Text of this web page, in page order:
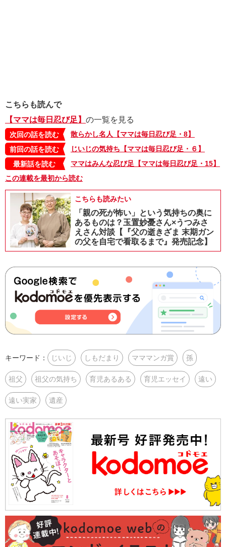
こちらも読んで
【ママは毎日忍び足】 の一覧を見る
次回の話を読む
散らかし名人【ママは毎日忍び足・8】
前回の話を読む
じいじの気持ち【ママは毎日忍び足・６】
最新話を読む
ママはみんな忍び足【ママは毎日忍び足・15】
この連載を最初から読む
こちらも読みたい
「親の死が怖い」という気持ちの奥に
あるものは？玉置妙憂さん×うつみさ
えさん対談【『父の逝きざま 末期ガン
の父を自宅で看取るまで』発売記念】
キーワード： じいじ しもだまり マママンガ賞 孫
祖父 祖父の気持ち 育児あるある 育児エッセイ 遠い
遠い実家 遺産